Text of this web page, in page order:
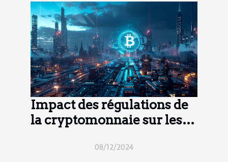
Impact des régulations de
la cryptomonnaie sur les
08/12/2024